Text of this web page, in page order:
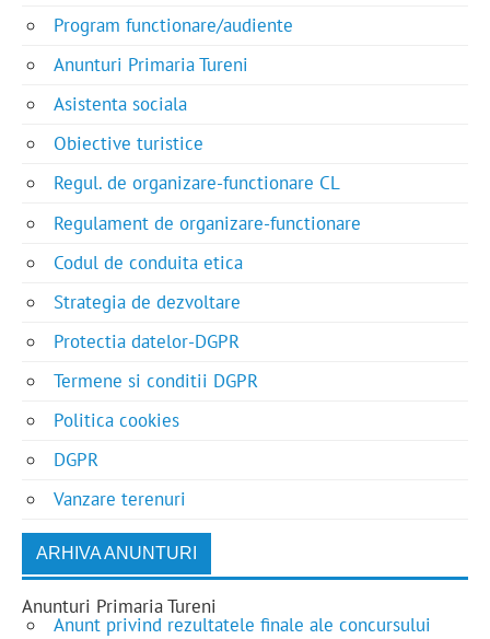
Program functionare/audiente
Anunturi Primaria Tureni
Asistenta sociala
Obiective turistice
Regul. de organizare-functionare CL
Regulament de organizare-functionare
Codul de conduita etica
Strategia de dezvoltare
Protectia datelor-DGPR
Termene si conditii DGPR
Politica cookies
DGPR
Vanzare terenuri
ARHIVA ANUNTURI
Anunturi Primaria Tureni
Anunt privind rezultatele finale ale concursului